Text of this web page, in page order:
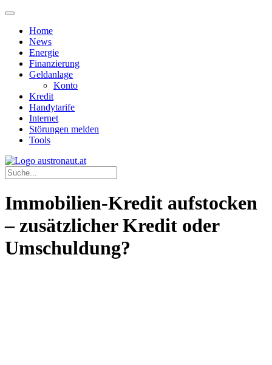
Home
News
Energie
Finanzierung
Geldanlage
Konto
Kredit
Handytarife
Internet
Störungen melden
Tools
Immobilien-Kredit aufstocken
– zusätzlicher Kredit oder
Umschuldung?